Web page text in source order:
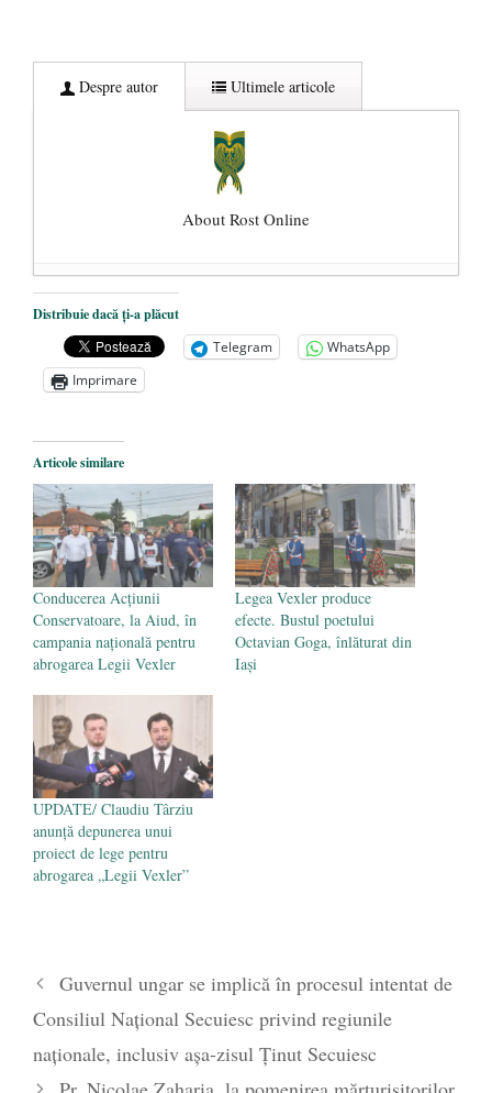
Despre autor Ultimele articole
About Rost Online
Dezvăluiri cutremurătoare despre
președintele Ucrainei, Volodymyr
Zelensky
- 13 mai 2026
Statul care servește Națiunea
Legea Vexler produce efecte. Bustul
poetului Octavian Goga, înlăturat din Iași
- 16 aprilie 2026
Distribuie dacă ți-a plăcut
Telegram
WhatsApp
Imprimare
Articole similare
Conducerea Acțiunii
Conservatoare, la Aiud, în
campania națională pentru
abrogarea Legii Vexler
Legea Vexler produce
efecte. Bustul poetului
Octavian Goga, înlăturat din
Iași
UPDATE/ Claudiu Târziu
anunță depunerea unui
proiect de lege pentru
abrogarea „Legii Vexler”
Guvernul ungar se implică în procesul intentat de
Consiliul Naţional Secuiesc privind regiunile
naționale, inclusiv așa-zisul Ținut Secuiesc